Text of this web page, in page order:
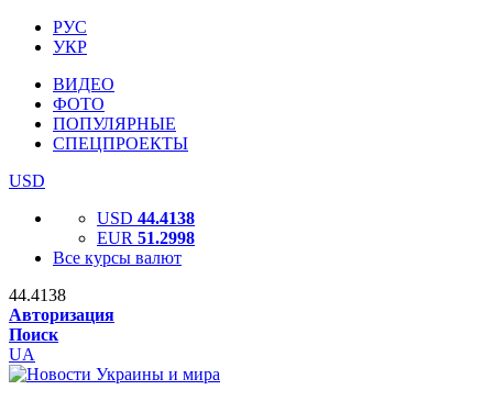
РУС
УКР
ВИДЕО
ФОТО
ПОПУЛЯРНЫЕ
СПЕЦПРОЕКТЫ
USD
USD 44.4138
EUR 51.2998
Все курсы валют
44.4138
Авторизация
Поиск
UA